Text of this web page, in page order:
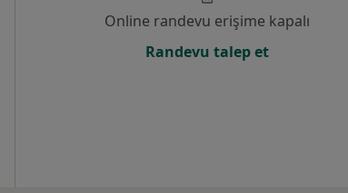
Online randevu erişime kapalı
Randevu talep et